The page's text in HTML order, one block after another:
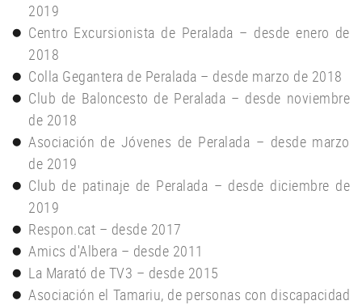
2019
Centro Excursionista de Peralada – desde enero de
2018
Colla Gegantera de Peralada – desde marzo de 2018
Club de Baloncesto de Peralada – desde noviembre
de 2018
Asociación de Jóvenes de Peralada – desde marzo
de 2019
Club de patinaje de Peralada – desde diciembre de
2019
Respon.cat – desde 2017
Amics d'Albera – desde 2011
La Marató de TV3 – desde 2015
Asociación el Tamariu, de personas con discapacidad